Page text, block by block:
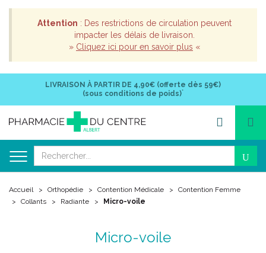
Attention : Des restrictions de circulation peuvent
impacter les délais de livraison.
» Cliquez ici pour en savoir plus «
LIVRAISON À PARTIR DE 4,90€ (offerte dès 59€)
(sous conditions de poids)*
Accueil Orthopédie Contention Médicale
Contention Femme
Collants
Radiante Micro-voile
Micro-voile